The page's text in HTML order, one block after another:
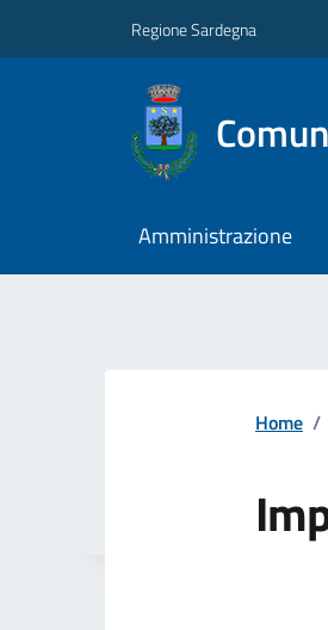
Regione Sardegna
Amministrazione
Home /